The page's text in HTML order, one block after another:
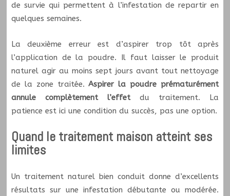
de survie qui permettent à l’infestation de repartir en
quelques semaines.
La deuxième erreur est d’aspirer trop tôt après
l’application de la poudre. Il faut laisser le produit
naturel agir au moins sept jours avant tout nettoyage
de la zone traitée.Aspirer la poudre prématurément
annule complètement l’effetdu traitement. La
patience est ici une condition du succès, pas une option.
Quand le traitement maison atteint ses
limites
Un traitement naturel bien conduit donne d’excellents
résultats sur une infestation débutante ou modérée.